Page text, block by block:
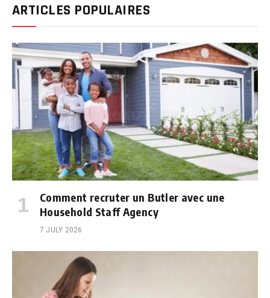
ARTICLES POPULAIRES
Comment recruter un Butler avec une
Household Staff Agency
7 JULY 2026